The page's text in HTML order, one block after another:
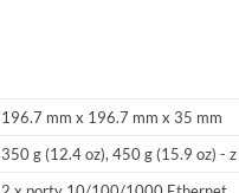
196.7 mm x 196.7 mm x 35 mm
350 g (12.4 oz), 450 g (15.9 oz) -